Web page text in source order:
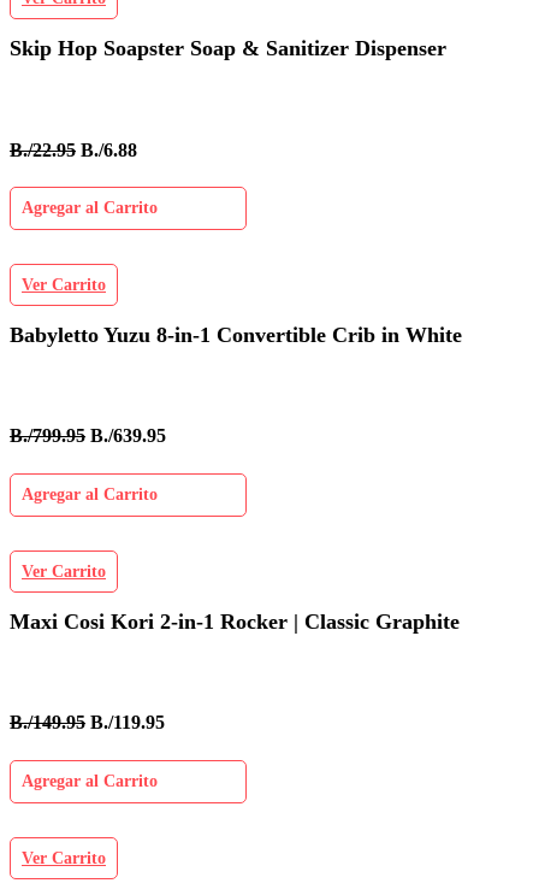
Skip Hop Soapster Soap & Sanitizer Dispenser
B./22.95 B./6.88
Agregar al Carrito
Ver Carrito
Babyletto Yuzu 8-in-1 Convertible Crib in White
B./799.95 B./639.95
Agregar al Carrito
Ver Carrito
Maxi Cosi Kori 2-in-1 Rocker | Classic Graphite
B./149.95 B./119.95
Agregar al Carrito
Ver Carrito